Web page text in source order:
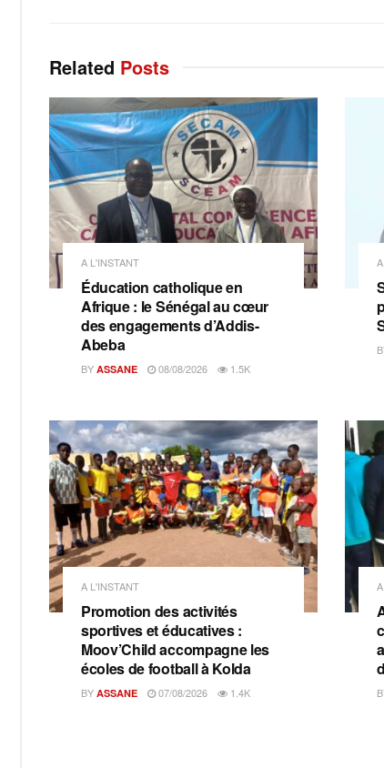
Related Posts
A L'INSTANT
Éducation catholique en
Afrique : le Sénégal au cœur
des engagements d’Addis-
Abeba
BY ASSANE 08/08/2026 1.5K
A L'INSTANT
Promotion des activités
sportives et éducatives :
Moov’Child accompagne les
écoles de football à Kolda
BY ASSANE 07/08/2026 1.4K